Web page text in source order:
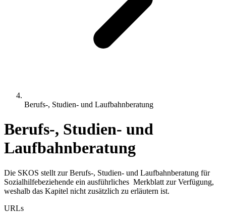
Berufs-, Studien- und Laufbahnberatung
Berufs-, Studien- und
Laufbahnberatung
Die SKOS stellt zur Berufs-, Studien- und Laufbahnberatung für
Sozialhilfebeziehende ein ausführliches Merkblatt zur Verfügung,
weshalb das Kapitel nicht zusätzlich zu erläutern ist.
URLs